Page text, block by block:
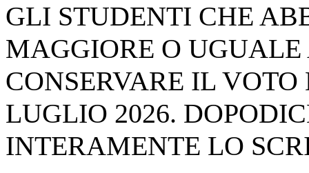
GLI STUDENTI CHE
MAGGIORE O UGUALE
CONSERVARE IL VOTO
LUGLIO 2026.
INTERAMENTE LO